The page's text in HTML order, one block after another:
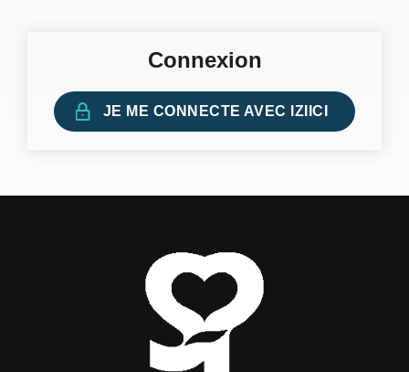
Connexion
JE ME CONNECTE AVEC IZIICI